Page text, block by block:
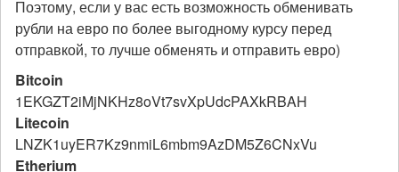
Поэтому, если у вас есть возможность обменивать
рубли на евро по более выгодному курсу перед
отправкой, то лучше обменять и отправить евро)
Bitcoin
1EKGZT2iMjNKHz8oVt7svXpUdcPAXkRBAH
Litecoin
LNZK1uyER7Kz9nmiL6mbm9AzDM5Z6CNxVu
Etherium